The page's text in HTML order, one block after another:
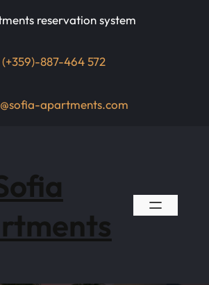
reservation system
(+359)-887-464 572
apartments.com